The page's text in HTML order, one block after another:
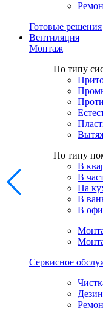
Готовые решения
Вентиляция
Монтаж
По типу
По типу
В
В
На
В
В
Сервисное